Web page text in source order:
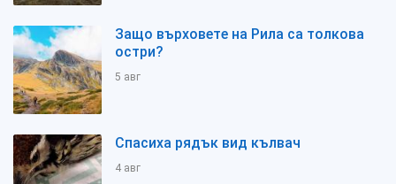
Защо върховете на Рила са толкова
остри?
5 авг
Спасиха рядък вид кълвач
4 авг